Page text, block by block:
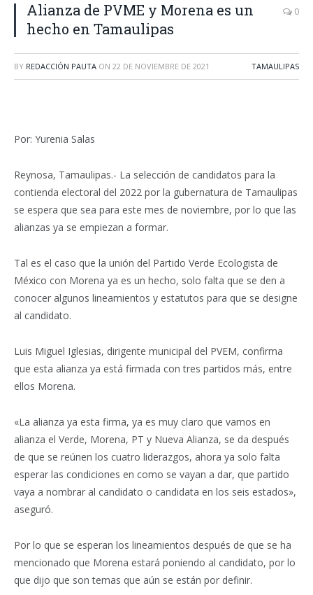
Alianza de PVME y Morena es un
hecho en Tamaulipas
0
BY REDACCIÓN PAUTA ON 22 DE NOVIEMBRE DE 2021 TAMAULIPAS
Por: Yurenia Salas
Reynosa, Tamaulipas.- La selección de candidatos para la
contienda electoral del 2022 por la gubernatura de Tamaulipas
se espera que sea para este mes de noviembre, por lo que las
alianzas ya se empiezan a formar.
Tal es el caso que la unión del Partido Verde Ecologista de
México con Morena ya es un hecho, solo falta que se den a
conocer algunos lineamientos y estatutos para que se designe
al candidato.
Luis Miguel Iglesias, dirigente municipal del PVEM, confirma
que esta alianza ya está firmada con tres partidos más, entre
ellos Morena.
«La alianza ya esta firma, ya es muy claro que vamos en
alianza el Verde, Morena, PT y Nueva Alianza, se da después
de que se reúnen los cuatro liderazgos, ahora ya solo falta
esperar las condiciones en como se vayan a dar, que partido
vaya a nombrar al candidato o candidata en los seis estados»,
aseguró.
Por lo que se esperan los lineamientos después de que se ha
mencionado que Morena estará poniendo al candidato, por lo
que dijo que son temas que aún se están por definir.